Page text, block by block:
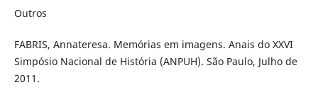
Outros
FABRIS, Annateresa. Memórias em imagens. Anais do XXVI
Simpósio Nacional de História (ANPUH). São Paulo, Julho de
2011.